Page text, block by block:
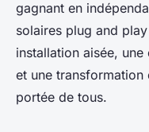
gagnant en
solaires plug and
installation aisée,
et une transformation
portée de tous.